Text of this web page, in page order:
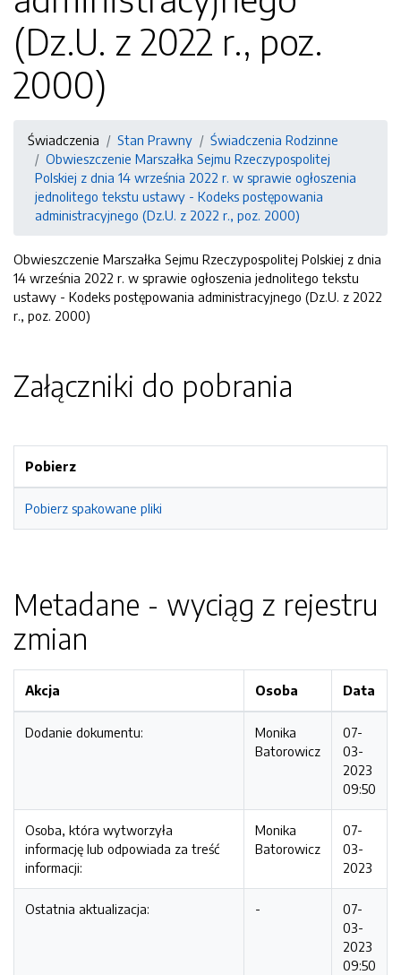
(Dz.U. z 2022 r., poz.
2000)
Świadczenia Stan Prawny
Świadczenia Rodzinne
Obwieszczenie Marszałka Sejmu Rzeczypospolitej
Polskiej z dnia 14 września 2022 r. w sprawie ogłoszenia
jednolitego tekstu ustawy - Kodeks postępowania
administracyjnego (Dz.U. z 2022 r., poz. 2000)
Obwieszczenie Marszałka Sejmu Rzeczypospolitej Polskiej z dnia
14 września 2022 r. w sprawie ogłoszenia jednolitego tekstu
ustawy - Kodeks postępowania administracyjnego (Dz.U. z 2022
r., poz. 2000)
Załączniki do pobrania
Pobierz
Pobierz spakowane pliki
Metadane - wyciąg z rejestru
zmian
Akcja Osoba Data
Dodanie dokumentu:
Monika
Batorowicz
07-
03-
2023
09:50
Osoba, która wytworzyła
informację lub odpowiada za treść
informacji:
Monika
Batorowicz
07-
03-
2023
Ostatnia aktualizacja: -
07-
03-
2023
09:50